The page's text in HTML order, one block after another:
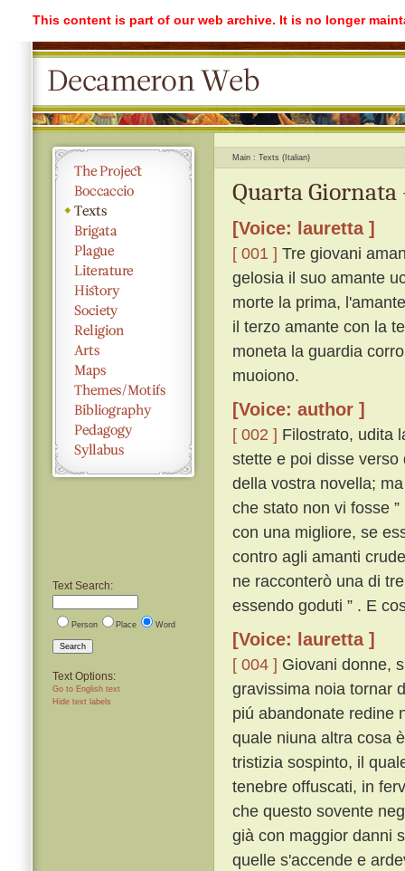
This content is part of our web archive. It is no longer
Text Search:
Person Place Word
Search
Text Options:
Go to English text
Hide text labels
Main Texts (Italian)
Quarta Giornata
[Voice: lauretta ]
[ 001 ] Tre giovani
gelosia il suo amante
morte la prima,
il terzo amante con la
moneta la guardia
muoiono.
[Voice: author ]
[ 002 ] Filostrato, udita
stette e poi disse verso
della vostra novella;
che stato non vi fosse
con una migliore, se
contro agli amanti
ne racconterò una di
essendo goduti ” . E
[Voice: lauretta ]
[ 004 ] Giovani donne,
gravissima noia tornar
piú abandonate redine
quale niuna altra cosa
tristizia sospinto, il
tenebre offuscati, in
che questo sovente
già con maggior danni
quelle s'accende e